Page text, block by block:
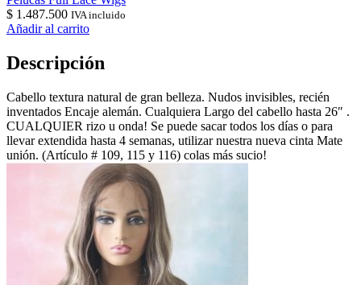
$ 1.487.500 IVA incluido
Añadir al carrito
Descripción
Cabello textura natural de gran belleza. Nudos invisibles, recién
inventados Encaje alemán. Cualquiera Largo del cabello hasta 26″ .
CUALQUIER rizo u onda! Se puede sacar todos los días o para
llevar extendida hasta 4 semanas, utilizar nuestra nueva cinta Mate
unión. (Artículo # 109, 115 y 116) colas más sucio!